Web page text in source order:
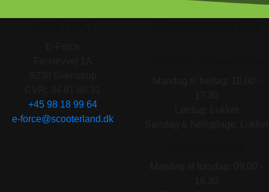
+45 98 18 99 64
e-force@scooterland.dk